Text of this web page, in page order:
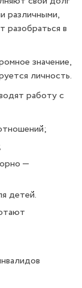
различными,
разобраться в
значение,
личность.
работу с
—
детей.